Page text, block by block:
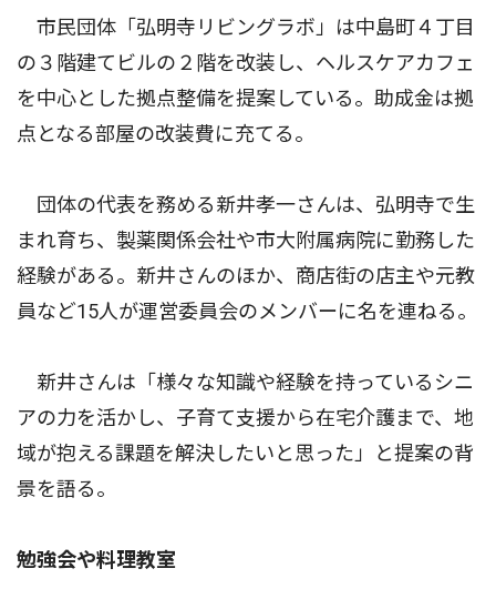
市民団体「弘明寺リビングラボ」は中島町４丁目
の３階建てビルの２階を改装し、ヘルスケアカフェ
を中心とした拠点整備を提案している。助成金は拠
点となる部屋の改装費に充てる。
団体の代表を務める新井孝一さんは、弘明寺で生
まれ育ち、製薬関係会社や市大附属病院に勤務した
経験がある。新井さんのほか、商店街の店主や元教
員など15人が運営委員会のメンバーに名を連ねる。
新井さんは「様々な知識や経験を持っているシニ
アの力を活かし、子育て支援から在宅介護まで、地
域が抱える課題を解決したいと思った」と提案の背
景を語る。
勉強会や料理教室